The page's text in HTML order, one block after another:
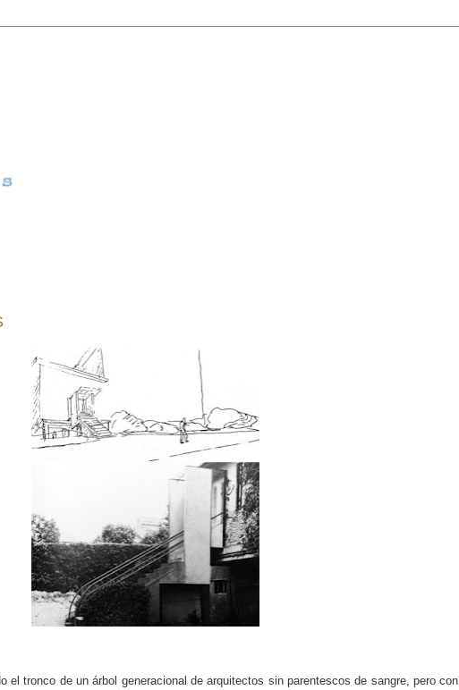
el tronco de un árbol generacional de arquitectos sin parentescos de sangre, pero con